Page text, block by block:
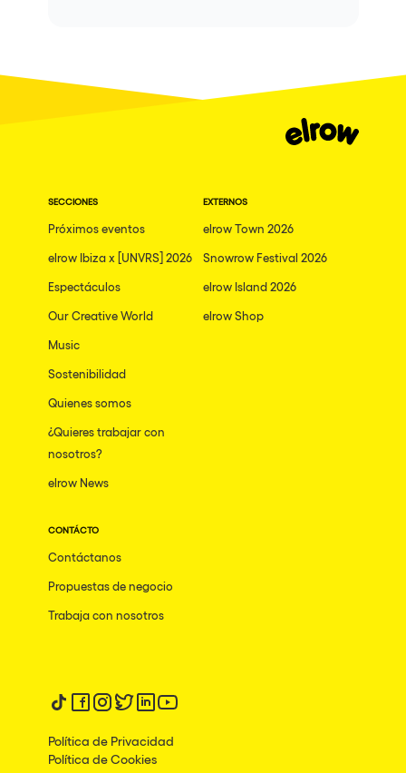
SECCIONES
Próximos eventos
elrow Ibiza x [UNVRS] 2026
Espectáculos
Our Creative World
Music
Sostenibilidad
Quienes somos
¿Quieres trabajar con
nosotros?
elrow News
EXTERNOS
elrow Town 2026
Snowrow Festival 2026
elrow Island 2026
elrow Shop
CONTÁCTO
Contáctanos
Propuestas de negocio
Trabaja con nosotros
Síguenos en tiktok
Síguenos en facebook
Síguenos en instagram
Síguenos en twitter
Síguenos en linkedin
Síguenos en youtube
Política de Privacidad
Política de Cookies